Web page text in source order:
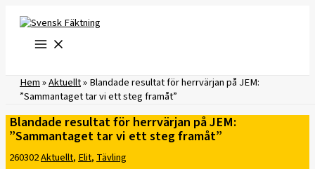
innehåll
Hem»Aktuellt»Blandade resultat för herrvärjan på JEM:
”Sammantaget tar vi ett steg framåt”
Blandade resultat för herrvärjan på JEM:
”Sammantaget tar vi ett steg framåt”
260302Aktuellt,Elit,Tävling